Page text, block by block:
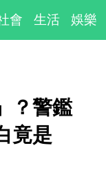
會 生活 娛樂
？警鑑
竟是